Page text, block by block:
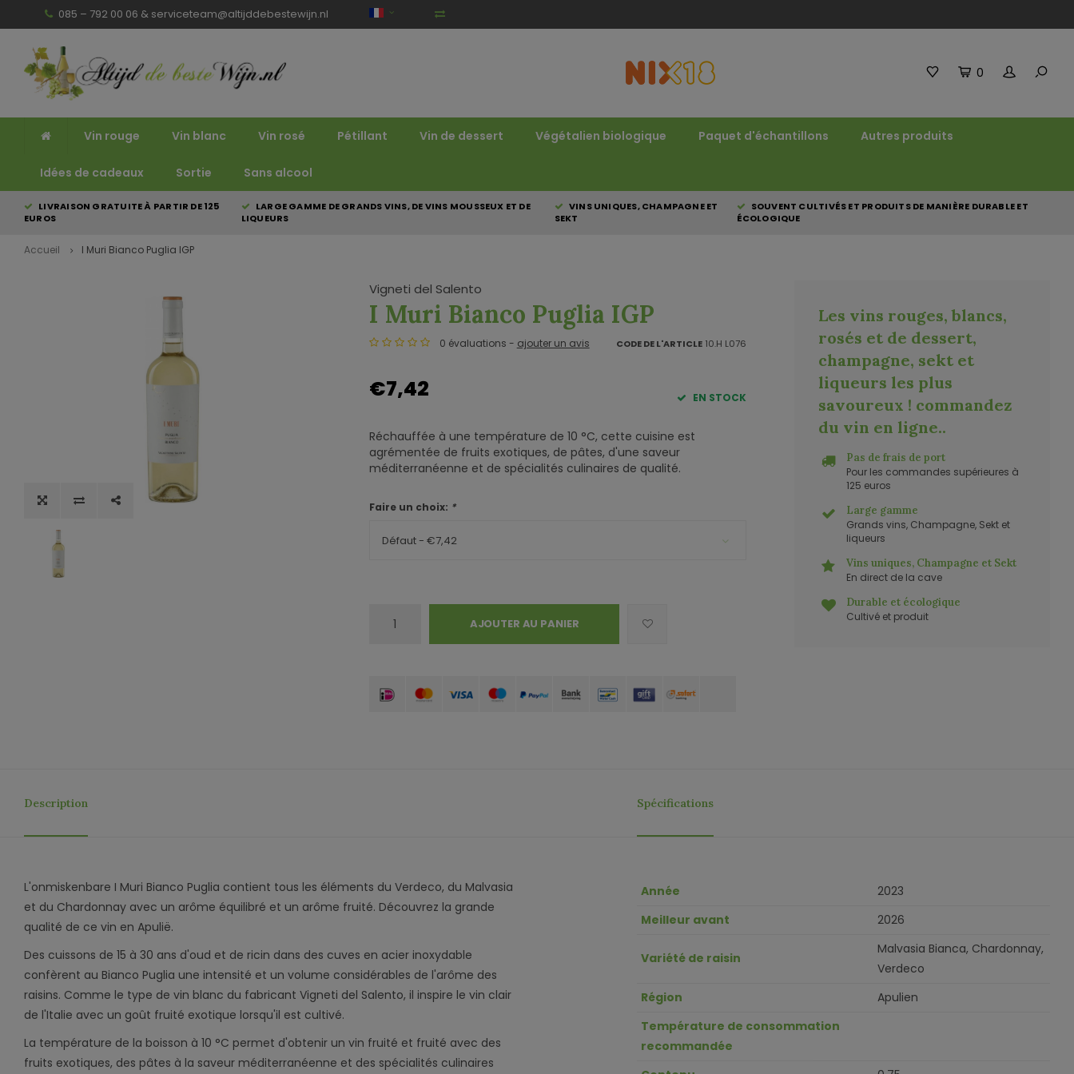
085 – 792 00 06 & serviceteam@altijddebestewijn.nl
0
Vin rouge Vin blanc Vin rosé Pétillant Vin de dessert Végétalien biologique Paquet d'échantillons Autres produits
Idées de cadeaux Sortie Sans alcool
LIVRAISON GRATUITE À PARTIR DE 125
EUROS
LARGE GAMME DE GRANDS VINS, DE VINS MOUSSEUX ET DE
LIQUEURS
VINS UNIQUES, CHAMPAGNE ET
SEKT
SOUVENT CULTIVÉS ET PRODUITS DE MANIÈRE DURABLE ET
ÉCOLOGIQUE
Accueil I Muri Bianco Puglia IGP
Vigneti del Salento
I Muri Bianco Puglia IGP
0 évaluations - ajouter un avis CODE DE L'ARTICLE10.H L076
€7,42 EN STOCK
Réchauffée à une température de 10 °C, cette cuisine est
agrémentée de fruits exotiques, de pâtes, d'une saveur
méditerranéenne et de spécialités culinaires de qualité.
Faire un choix: *
Défaut - €7,42
AJOUTER AU PANIER
Les vins rouges, blancs,
rosés et de dessert,
champagne, sekt et
liqueurs les plus
savoureux ! commandez
du vin en ligne..
Pas de frais de port
Pour les commandes supérieures à
125 euros
Large gamme
Grands vins, Champagne, Sekt et
liqueurs
Vins uniques, Champagne et Sekt
En direct de la cave
Durable et écologique
Cultivé et produit
Description Spécifications
L'onmiskenbare I Muri Bianco Puglia contient tous les éléments du Verdeco, du Malvasia
et du Chardonnay avec un arôme équilibré et un arôme fruité. Découvrez la grande
qualité de ce vin en Apulië.
Des cuissons de 15 à 30 ans d'oud et de ricin dans des cuves en acier inoxydable
confèrent au Bianco Puglia une intensité et un volume considérables de l'arôme des
raisins. Comme le type de vin blanc du fabricant Vigneti del Salento, il inspire le vin clair
de l'Italie avec un goût fruité exotique lorsqu'il est cultivé.
La température de la boisson à 10 °C permet d'obtenir un vin fruité et fruité avec des
fruits exotiques, des pâtes à la saveur méditerranéenne et des spécialités culinaires
Année
2023
Meilleur avant
2026
Variété de raisin
Malvasia Bianca, Chardonnay,
Verdeco
Région
Apulien
Température de consommation
recommandée